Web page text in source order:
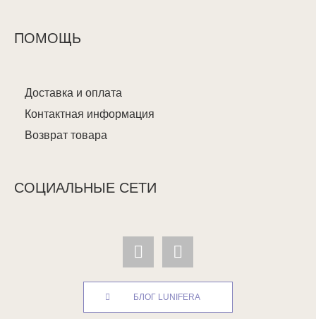
ПОМОЩЬ
Доставка и оплата
Контактная информация
Возврат товара
СОЦИАЛЬНЫЕ СЕТИ
БЛОГ LUNIFERA